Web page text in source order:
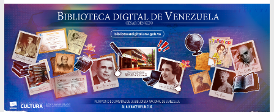
Modesta Bor Sánchez [material gráfico]
Gaceta Oficial de la República de Venezuela año CXXXIII Mes V,
Caracas 09 de marzo de 2006 N° 38.394
Catálogo temático de obras de Modesta Bor